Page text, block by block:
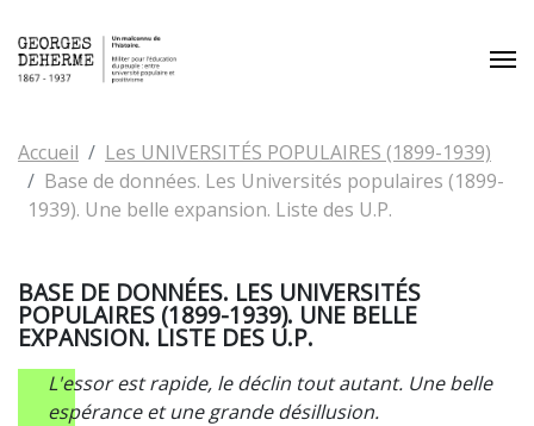
Accueil
Les UNIVERSITÉS POPULAIRES (1899-1939)
Base de données. Les Universités populaires (1899-
1939). Une belle expansion. Liste des U.P.
BASE DE DONNÉES. LES UNIVERSITÉS
POPULAIRES (1899-1939). UNE BELLE
EXPANSION. LISTE DES U.P.
L'essor est rapide, le déclin tout autant. Une belle
espérance et une grande désillusion.